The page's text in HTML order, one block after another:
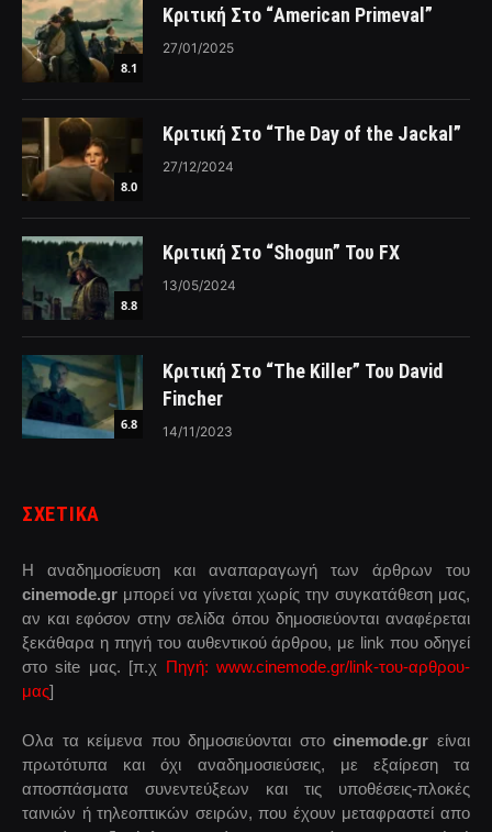
8.1
Κριτική Στο “American Primeval”
27/01/2025
8.0
Κριτική Στο “The Day of the Jackal”
27/12/2024
8.8
Κριτική Στο “Shogun” Του FX
13/05/2024
6.8
Κριτική Στο “The Killer” Του David
Fincher
14/11/2023
ΣΧΕΤΙΚΑ
Η αναδημοσίευση και αναπαραγωγή των άρθρων του
cinemode.gr μπορεί να γίνεται χωρίς την συγκατάθεση μας,
αν και εφόσον στην σελίδα όπου δημοσιεύονται αναφέρεται
ξεκάθαρα η πηγή του αυθεντικού άρθρου, με link που οδηγεί
στο site μας. [π.χ Πηγή: www.cinemode.gr/link-του-αρθρου-
μας]
Ολα τα κείμενα που δημοσιεύονται στοcinemode.gr είναι
πρωτότυπα και όχι αναδημοσιεύσεις, με εξαίρεση τα
αποσπάσματα συνεντεύξεων και τις υποθέσεις-πλοκές
ταινιών ή τηλεοπτικών σειρών, που έχουν μεταφραστεί απο